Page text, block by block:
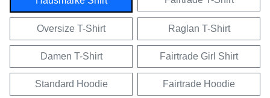
Oversize T-Shirt Raglan T-Shirt
Damen T-Shirt Fairtrade Girl Shirt
Standard Hoodie Fairtrade Hoodie